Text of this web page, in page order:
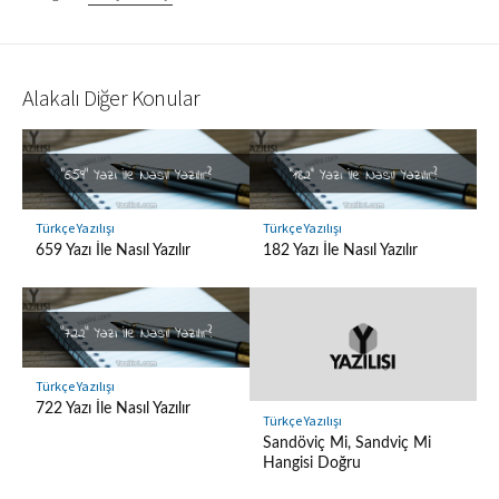
Alakalı Diğer Konular
Türkçe Yazılışı
659 Yazı İle Nasıl Yazılır
Türkçe Yazılışı
182 Yazı İle Nasıl Yazılır
Türkçe Yazılışı
722 Yazı İle Nasıl Yazılır
Türkçe Yazılışı
Sandöviç Mi, Sandviç Mi
Hangisi Doğru